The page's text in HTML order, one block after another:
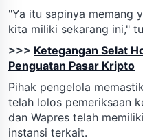
"Ya itu sapinya memang
kita miliki sekarang ini,"
>>> Ketegangan Selat
Penguatan Pasar Kripto
Pihak pengelola
telah lolos pemeriksaan
dan Wapres telah
instansi terkait.